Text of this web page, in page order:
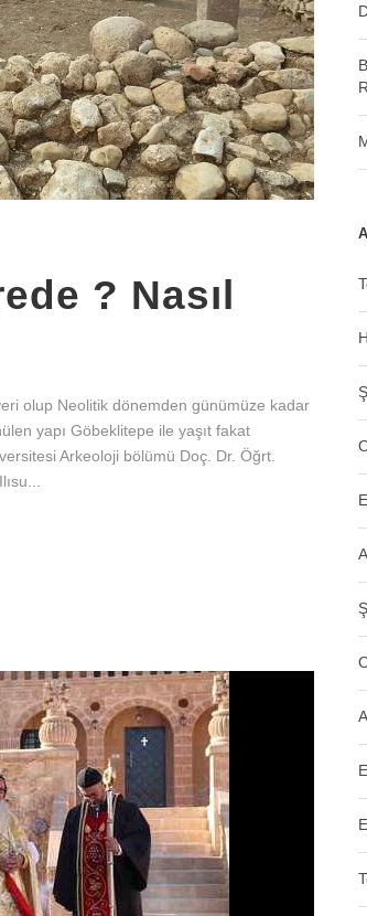
? Nasıl
olup Neolitik dönemden günümüze kadar
yapı Göbeklitepe ile yaşıt fakat
Arkeoloji bölümü Doç. Dr. Öğrt.